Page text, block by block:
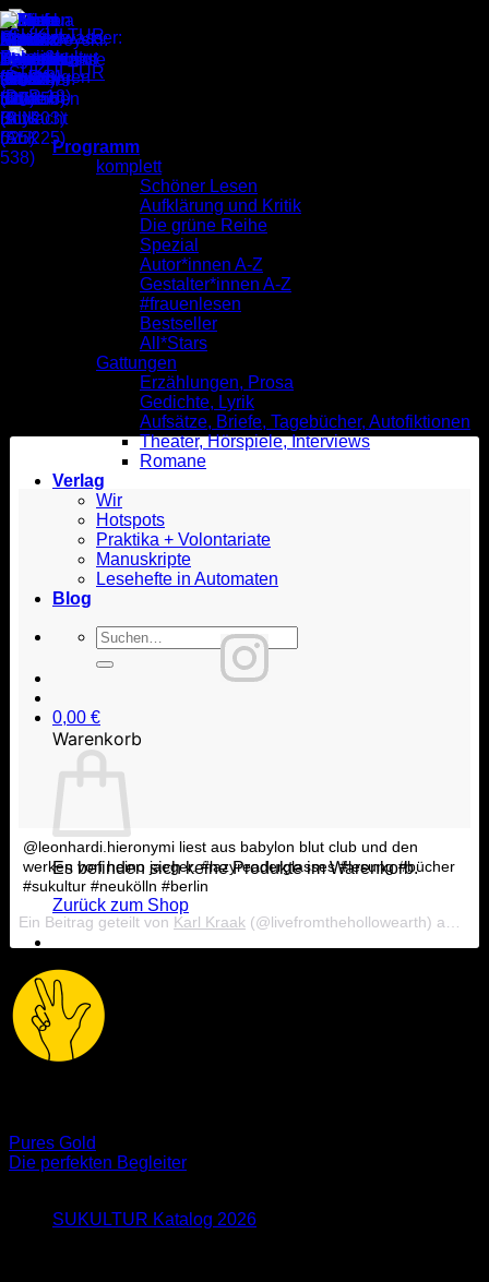
Zum
Inhalt
springen
Programm
komplett
Schöner Lesen
Aufklärung und Kritik
Die grüne Reihe
Spezial
Autor*innen A-Z
Gestalter*innen A-Z
#frauenlesen
Bestseller
All*Stars
Gattungen
Erzählungen, Prosa
Gedichte, Lyrik
Aufsätze, Briefe, Tagebücher, Autofiktionen
Theater, Hörspiele, Interviews
Romane
Verlag
Wir
Hotspots
Praktika + Volontariate
Manuskripte
Lesehefte in Automaten
Blog
Suche
nach:
0,00 €
Warenkorb
Es befinden sich keine Produkte im Warenkorb.
Zurück zum Shop
Gestern im ORi
@leonhardi.hieronymi liest aus babylon blut club und den
werken von heino jaeger. #lazyreaderglasses #lesung #bücher
#sukultur #neukölln #berlin
Ein Beitrag geteilt von Karl Kraak (@livefromthehollowearth) am
Pures Gold
Die perfekten Begleiter
SUKULTUR Katalog 2026